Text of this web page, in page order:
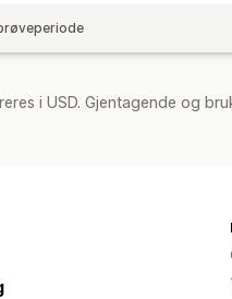
i USD. Gjentagende og